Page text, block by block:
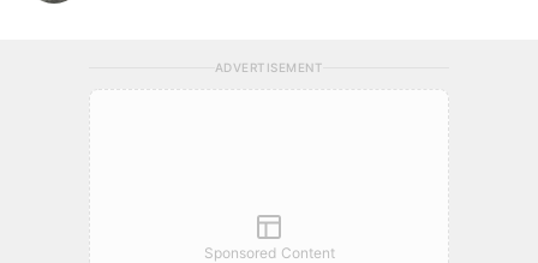
ADVERTISEMENT
Sponsored Content